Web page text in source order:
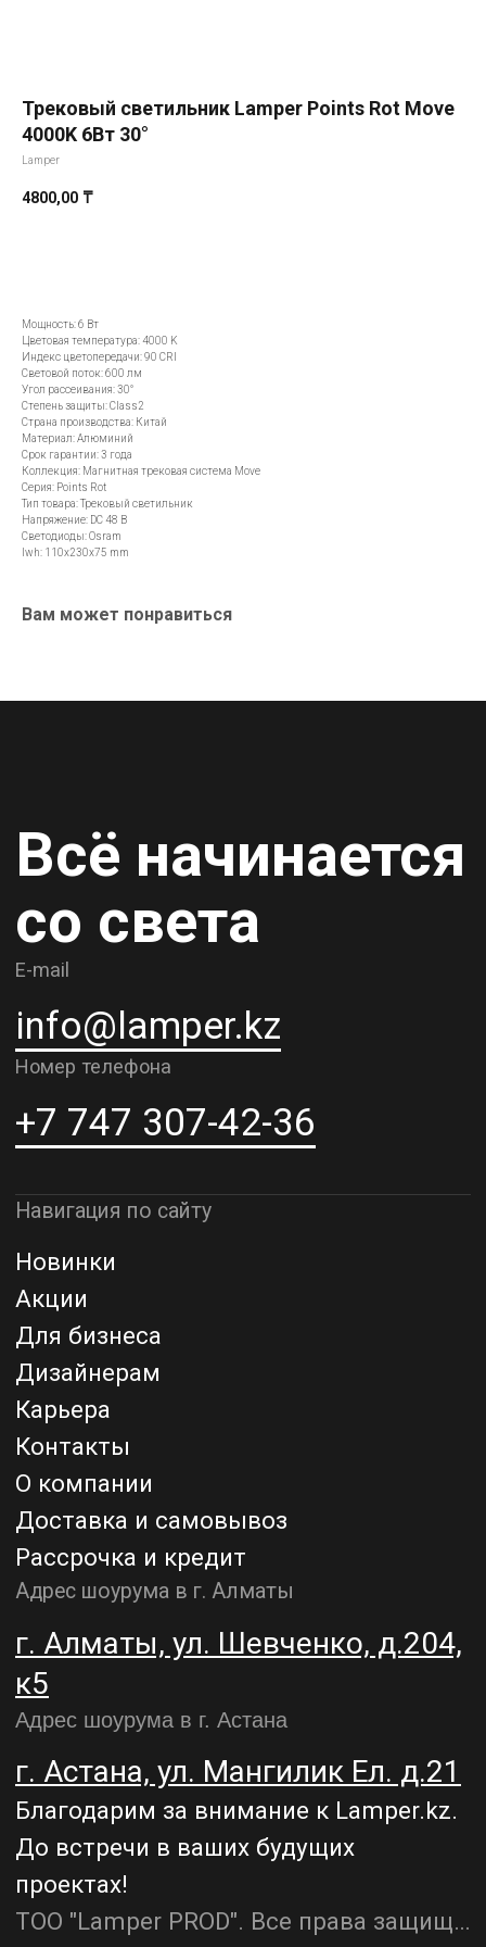
Трековый светильник Lamper Points Rot Move
4000K 6Вт 30°
Lamper
4800,00 ₸
Мощность: 6 Вт
Цветовая температура: 4000 K
Индекс цветопередачи: 90 CRI
Световой поток: 600 лм
Угол рассеивания: 30°
Степень защиты: Class2
Страна производства: Китай
Материал: Алюминий
Срок гарантии: 3 года
Коллекция: Магнитная трековая система Move
Серия: Points Rot
Тип товара: Трековый светильник
Напряжение: DC 48 В
Светодиоды: Osram
lwh: 110x230x75 mm
Вам может понравиться
Всё начинается
со света
E-mail
Номер телефона
Дизайнерам
Карьера
О компании
Доставка и самовывоз
Рассрочка и кредит
г. Алматы, ул. Шевченко, д.204,
к5
г. Астана, ул. Мангилик Ел. д.21
Благодарим за внимание к Lamper.kz.
проектах!
Политика конфиденциальности
Назад наверх